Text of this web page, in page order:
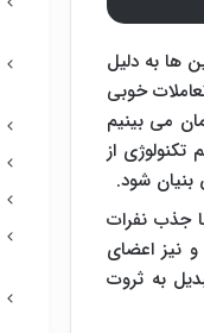
ها به دلیل
خوبی
می بینیم
از
شود.
ما تقریبا ۲۵۰ محقق داریم که با جذب نفرات
دانش بنیان و نیز اعضای
به ثروت